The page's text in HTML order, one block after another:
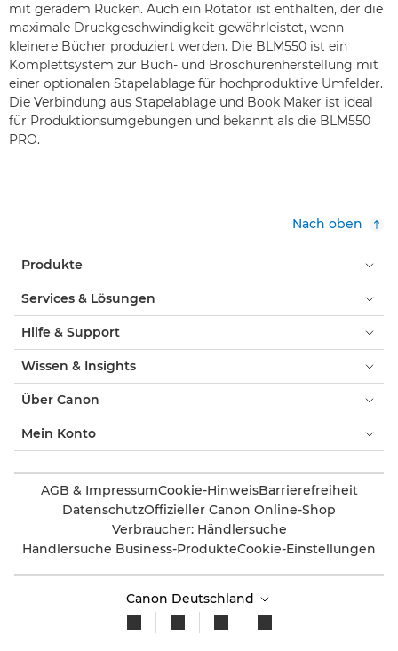
mit geradem Rücken. Auch ein Rotator ist enthalten, der die
maximale Druckgeschwindigkeit gewährleistet, wenn
kleinere Bücher produziert werden. Die BLM550 ist ein
Komplettsystem zur Buch- und Broschürenherstellung mit
einer optionalen Stapelablage für hochproduktive Umfelder.
Die Verbindung aus Stapelablage und Book Maker ist ideal
für Produktionsumgebungen und bekannt als die BLM550
PRO.
Nach oben
Produkte
Services & Lösungen
Hilfe & Support
Wissen & Insights
Über Canon
Mein Konto
AGB & ImpressumCookie-HinweisBarrierefreiheit
DatenschutzOffizieller Canon Online-Shop
Verbraucher: Händlersuche
Händlersuche Business-ProdukteCookie-Einstellungen
Canon Deutschland